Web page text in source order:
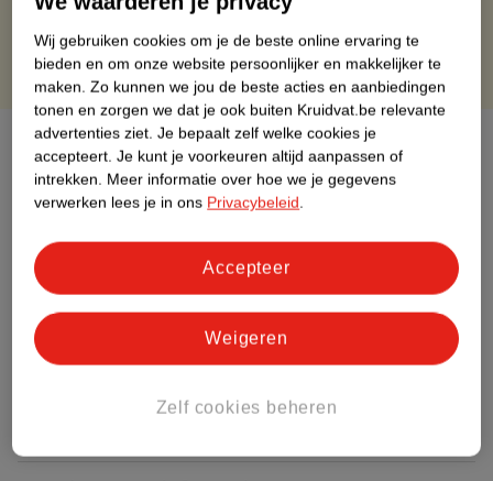
Over dit product
Productinformatie
Etiketinformatie
Nature Impact Score
Meer informatie
Wij gebruiken cookies om je de beste online ervaring te
bieden en om onze website persoonlijker en makkelijker te
maken. Zo kunnen we jou de beste acties en aanbiedingen
tonen en zorgen we dat je ook buiten Kruidvat.be relevante
advertenties ziet. Je bepaalt zelf welke cookies je
accepteert. Je kunt je voorkeuren altijd aanpassen of
intrekken. Meer informatie over hoe we je gegevens
verwerken lees je in ons Privacybeleid.
Zelf cookies beheren
Weigeren
Accepteer